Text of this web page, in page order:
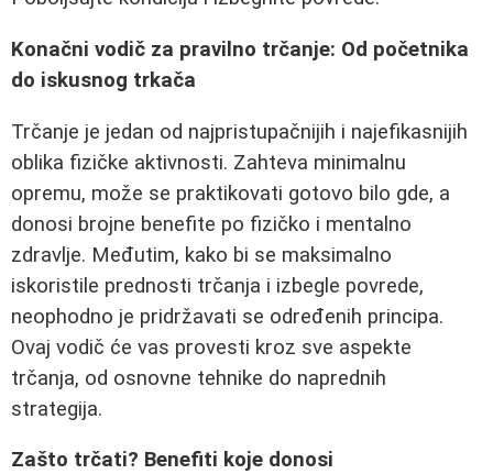
Konačni vodič za pravilno trčanje: Od početnika
do iskusnog trkača
Trčanje je jedan od najpristupačnijih i najefikasnijih
oblika fizičke aktivnosti. Zahteva minimalnu
opremu, može se praktikovati gotovo bilo gde, a
donosi brojne benefite po fizičko i mentalno
zdravlje. Međutim, kako bi se maksimalno
iskoristile prednosti trčanja i izbegle povrede,
neophodno je pridržavati se određenih principa.
Ovaj vodič će vas provesti kroz sve aspekte
trčanja, od osnovne tehnike do naprednih
strategija.
Zašto trčati? Benefiti koje donosi